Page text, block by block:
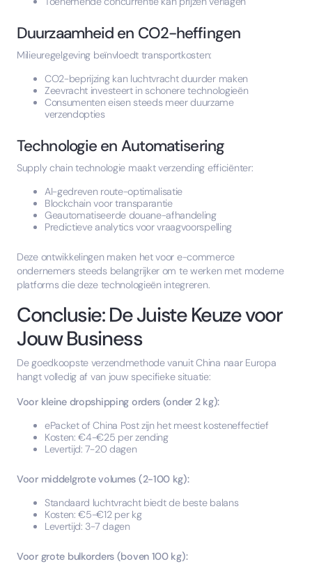
Duurzaamheid en CO2-heffingen
Milieuregelgeving beïnvloedt transportkosten:
CO2-beprijzing kan luchtvracht duurder maken
Zeevracht investeert in schonere technologieën
Consumenten eisen steeds meer duurzame
verzendopties
Technologie en Automatisering
Supply chain technologie maakt verzending efficiënter:
AI-gedreven route-optimalisatie
Blockchain voor transparantie
Geautomatiseerde douane-afhandeling
Predictieve analytics voor vraagvoorspelling
Deze ontwikkelingen maken het voor e-commerce
ondernemers steeds belangrijker om te werken met moderne
platforms die deze technologieën integreren.
Conclusie: De Juiste Keuze voor
Jouw Business
De goedkoopste verzendmethode vanuit China naar Europa
hangt volledig af van jouw specifieke situatie:
Voor kleine dropshipping orders (onder 2 kg):
ePacket of China Post zijn het meest kosteneffectief
Kosten: €4-€25 per zending
Levertijd: 7-20 dagen
Voor middelgrote volumes (2-100 kg):
Standaard luchtvracht biedt de beste balans
Kosten: €5-€12 per kg
Levertijd: 3-7 dagen
Voor grote bulkorders (boven 100 kg):